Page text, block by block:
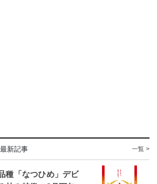
新記事 一覧 >
種「なつひめ」デビ